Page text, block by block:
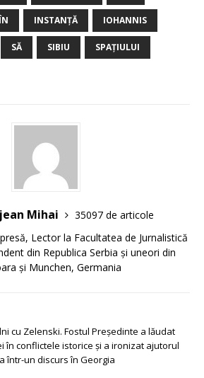
INSTANȚĂ IOHANNIS
SĂ SIBIU SPAŢIULUI
Mihai
35097 de articole
Lector la Facultatea de Jurnalistică
din Republica Serbia și uneori din
și Munchen, Germania
cu Zelenski. Fostul Preşedinte a lăudat
în conflictele istorice şi a ironizat ajutorul
într-un discurs în Georgia